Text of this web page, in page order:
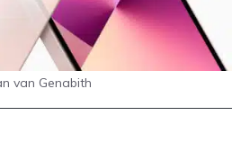
van Genabith